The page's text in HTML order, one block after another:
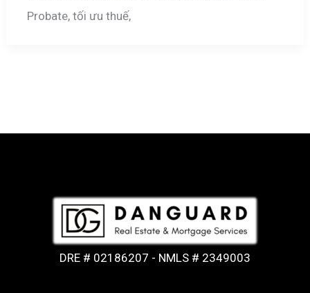
Probate, tối ưu thuế,
DRE # 02186207 - NMLS # 2349003